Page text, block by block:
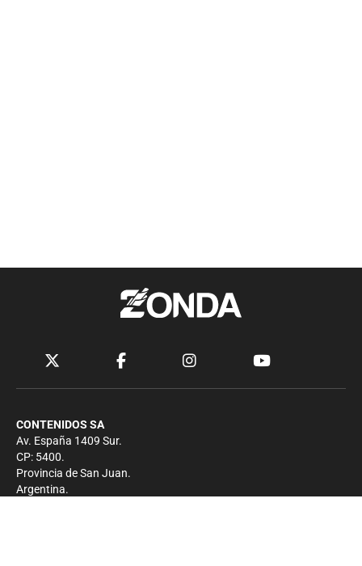
CONTENIDOS SA
Av. España 1409 Sur.
CP: 5400.
Provincia de San Juan.
Argentina.